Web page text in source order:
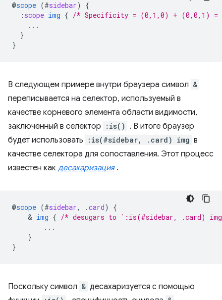
@scope (#sidebar)
{
: scope img { /* Specificity = (0,1,0) + (0,0,1)
...
}
}
В следующем примере внутри браузера символ &
переписывается на селектор, используемый в
качестве корневого элемента области видимости,
заключенный в селектор
:is() . В итоге браузер
будет использовать
:is(#sidebar, .card) img в
качестве селектора для сопоставления. Этот процесс
известен как десахаризация.
@scope (#sidebar, .card)
{
    &
img { /* desugars to `:is(#sidebar, .card)
...
}
}
Поскольку символ & десахаризуется с помощью